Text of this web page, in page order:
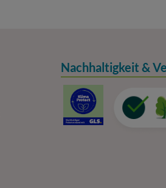
Nachhaltigkeit &